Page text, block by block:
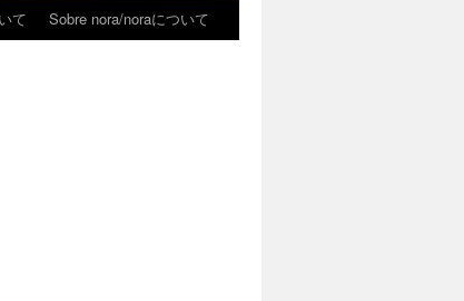
て Sobre nora/noraについて